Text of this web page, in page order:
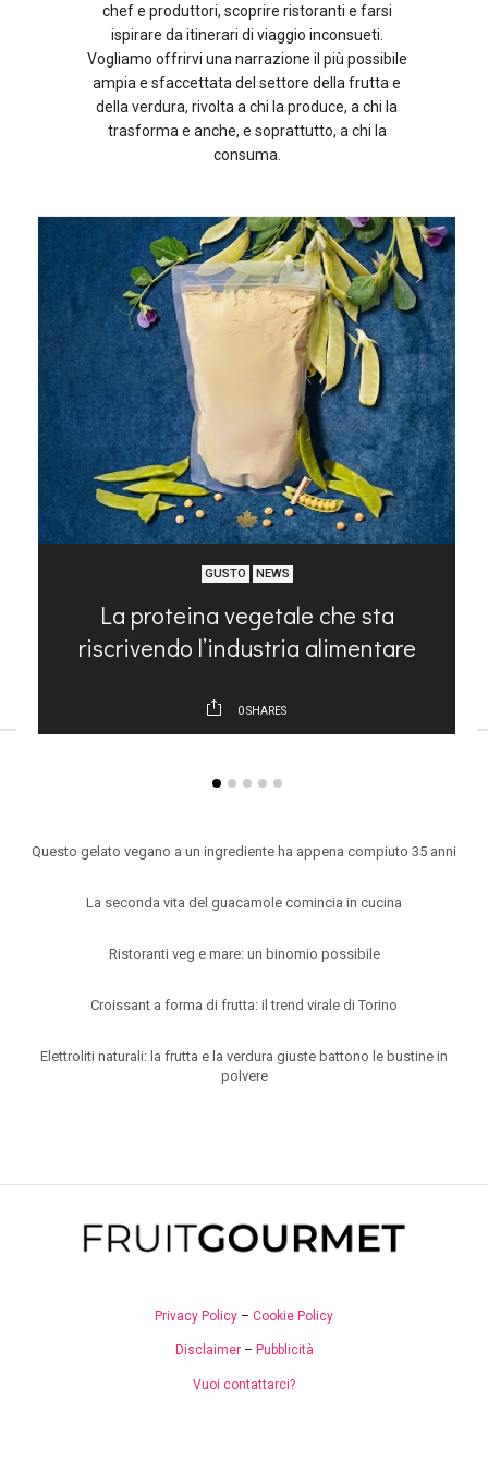
chef e produttori, scoprire ristoranti e farsi
ispirare da itinerari di viaggio inconsueti.
Vogliamo offrirvi una narrazione il più possibile
ampia e sfaccettata del settore della frutta e
della verdura, rivolta a chi la produce, a chi la
trasforma e anche, e soprattutto, a chi la
consuma.
GUSTO NEWS
La proteina vegetale che sta
riscrivendo l’industria alimentare
0SHARES
Questo gelato vegano a un ingrediente ha appena compiuto 35 anni
La seconda vita del guacamole comincia in cucina
Ristoranti veg e mare: un binomio possibile
Croissant a forma di frutta: il trend virale di Torino
Elettroliti naturali: la frutta e la verdura giuste battono le bustine in
polvere
Privacy Policy – Cookie Policy
Disclaimer– Pubblicità
Vuoi contattarci?